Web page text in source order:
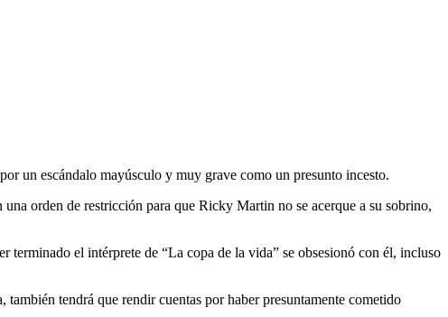
un escándalo mayúsculo y muy grave como un presunto incesto.
orden de restricción para que Ricky Martin no se acerque a su sobrino,
terminado el intérprete de “La copa de la vida” se obsesionó con él, incluso
tendrá que rendir cuentas por haber presuntamente cometido